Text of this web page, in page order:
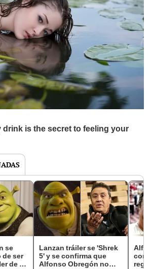
se
de ser
de la
Lanzan tráiler se 'Shrek
5' y se confirma que
Alfonso Obregón no